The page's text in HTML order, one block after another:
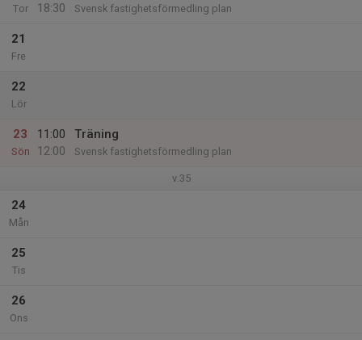
Tor
18:30
Svensk fastighetsförmedling plan
21
Fre
22
Lör
23
Sön
11:00
12:00
Träning
Svensk fastighetsförmedling plan
v.35
24
Mån
25
Tis
26
Ons